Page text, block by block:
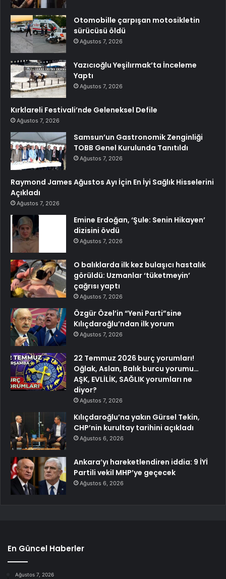
Otomobille çarpışan motosikletin
sürücüsü öldü
Ağustos 7, 2026
Yazıcıoğlu Yeşilırmak’ta İnceleme
Yaptı
Ağustos 7, 2026
Kırklareli Festivali’nde Geleneksel Defile
Ağustos 7, 2026
Samsun’un Gastronomik Zenginliği
TOBB Genel Kurulunda Tanıtıldı
Ağustos 7, 2026
Raymond James Ağustos Ayı İçin En İyi Sağlık Hisselerini
Açıkladı
Ağustos 7, 2026
Emine Erdoğan, ‘Şule: Senin Hikayen’
dizisini övdü
Ağustos 7, 2026
O balıklarda ilk kez bulaşıcı hastalık
görüldü: Uzmanlar ‘tüketmeyin’
çağrısı yaptı
Ağustos 7, 2026
Özgür Özel’in “Yeni Parti”sine
Kılıçdaroğlu’ndan ilk yorum
Ağustos 7, 2026
22 Temmuz 2026 burç yorumları!
Oğlak, Aslan, Balık burcu yorumu…
AŞK, EVLİLİK, SAĞLIK yorumları ne
diyor?
Ağustos 7, 2026
Kılıçdaroğlu’na yakın Gürsel Tekin,
CHP’nin kurultay tarihini açıkladı
Ağustos 6, 2026
Ankara’yı hareketlendiren iddia: 9 İYİ
Partili vekil MHP’ye geçecek
Ağustos 6, 2026
En Güncel Haberler
Ağustos 7, 2026